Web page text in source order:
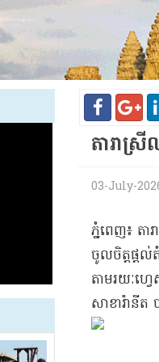
តារា​ស្រី​
03-July-
ភ្នំពេញ​៖ ត
ចូលចិត្ត​ផ្ដ
តាមរយៈ​ហ្វ
សាខា​រ៉ានី​ត